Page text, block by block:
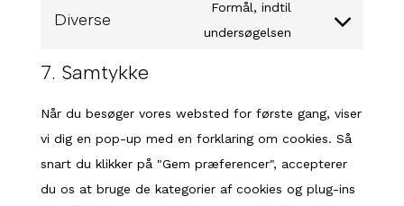
google-
service
Diverse
Formål, indtil
undersøgelsen
Consent
diverse
7. Samtykke
Når du besøger vores websted for første gang, viser
vi dig en pop-up med en forklaring om cookies. Så
snart du klikker på "Gem præferencer", accepterer
du os at bruge de kategorier af cookies og plug-ins